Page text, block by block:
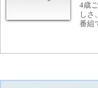
4歳
しさ
番組